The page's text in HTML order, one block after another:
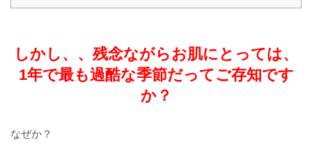
しかし、、残念ながらお肌にとっては、
1年で最も過酷な季節だってご存知です
か？
なぜか？